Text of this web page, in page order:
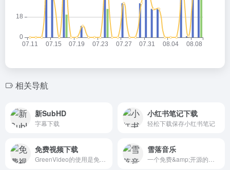
相关导航
新SubHD
字幕下载
小红书笔记下载
轻松下载保存小红书笔记
免费视频下载 雪落音乐